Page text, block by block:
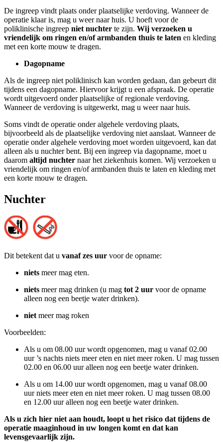
De ingreep vindt plaats onder plaatselijke verdoving. Wanneer de
operatie klaar is, mag u weer naar huis. U hoeft voor de
poliklinische ingreep niet nuchter te zijn. Wij verzoeken u
vriendelijk om ringen en/of armbanden thuis te laten en kleding
met een korte mouw te dragen.
Dagopname
Als de ingreep niet poliklinisch kan worden gedaan, dan gebeurt dit
tijdens een dagopname. Hiervoor krijgt u een afspraak. De operatie
wordt uitgevoerd onder plaatselijke of regionale verdoving.
Wanneer de verdoving is uitgewerkt, mag u weer naar huis.
Soms vindt de operatie onder algehele verdoving plaats,
bijvoorbeeld als de plaatselijke verdoving niet aanslaat. Wanneer de
operatie onder algehele verdoving moet worden uitgevoerd, kan dat
alleen als u nuchter bent. Bij een ingreep via dagopname, moet u
daarom altijd nuchter naar het ziekenhuis komen. Wij verzoeken u
vriendelijk om ringen en/of armbanden thuis te laten en kleding met
een korte mouw te dragen.
Nuchter
Dit betekent dat u vanaf zes uur voor de opname:
niets meer mag eten.
niets meer mag drinken (u mag tot 2 uur voor de opname
alleen nog een beetje water drinken).
nietmeer mag roken
Voorbeelden:
Als u om 08.00 uur wordt opgenomen, mag u vanaf 02.00
uur ’s nachts niets meer eten en niet meer roken. U mag tussen
02.00 en 06.00 uur alleen nog een beetje water drinken.
Als u om 14.00 uur wordt opgenomen, mag u vanaf 08.00
uur niets meer eten en niet meer roken. U mag tussen 08.00
en 12.00 uur alleen nog een beetje water drinken.
Als u zich hier niet aan houdt, loopt u het risico dat tijdens de
operatie maaginhoud in uw longen komt en dat kan
levensgevaarlijk zijn.